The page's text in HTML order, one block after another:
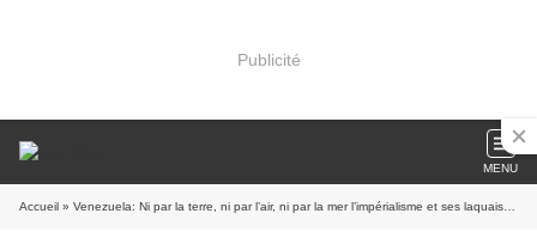
Publicité
MENU
Accueil » Venezuela: Ni par la terre, ni par l’air, ni par la mer l’impérialisme et ses laquais ne passeront !